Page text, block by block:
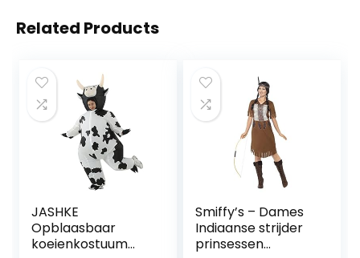
Related Products
JASHKE
Opblaasbaar
koeienkostuum
Smiffy’s – Dames
Indiaanse strijder
prinsessen